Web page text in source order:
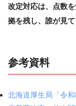
改定対応は、点数
拠を残し、誰が見
参考資料
北海道厚生局「令